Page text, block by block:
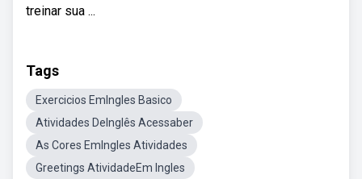
treinar sua ...
Tags
Exercicios EmIngles Basico
Atividades DeInglês Acessaber
As Cores EmIngles Atividades
Greetings AtividadeEm Ingles